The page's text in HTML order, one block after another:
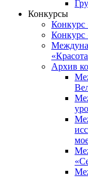
Конкурсы
Конкурс
Архив